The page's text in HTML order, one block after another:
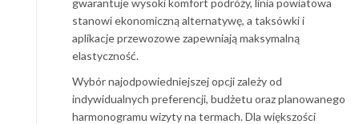
stanowi ekonomiczną alternatywę, a taksówki i
aplikacje przewozowe zapewniają maksymalną
elastyczność.
Wybór najodpowiedniejszej opcji zależy od
indywidualnych preferencji, budżetu oraz planowanego
harmonogramu wizyty na termach. Dla większości